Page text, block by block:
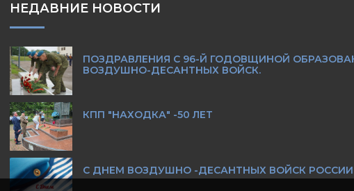
НЕДАВНИЕ НОВОСТИ
ПОЗДРАВЛЕНИЯ С 96-Й ГОДОВЩИНОЙ
ВОЗДУШНО-ДЕСАНТНЫХ ВОЙСК.
КПП "НАХОДКА" -50 ЛЕТ
С ДНЕМ ВОЗДУШНО -ДЕСАНТНЫХ ВОЙСК